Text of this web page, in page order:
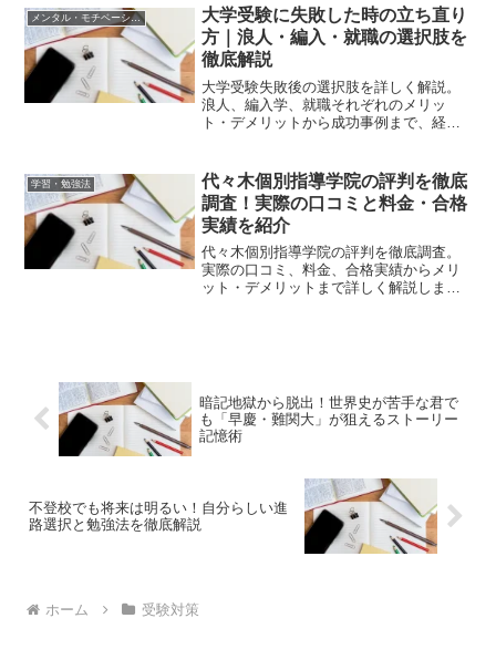
歴史ある私立大学で、MARCH（明治・青
山学院・立教・中央・法政...
メンタル・モチベーション
大学受験に失敗した時の立ち直り
方｜浪人・編入・就職の選択肢を
徹底解説
大学受験失敗後の選択肢を詳しく解説。
浪人、編入学、就職それぞれのメリッ
ト・デメリットから成功事例まで、経験
学習・勉強法
代々木個別指導学院の評判を徹底
調査！実際の口コミと料金・合格
実績を紹介
代々木個別指導学院の評判を徹底調査。
実際の口コミ、料金、合格実績からメリ
ット・デメリットまで詳しく解説しま
暗記地獄から脱出！世界史が苦手な君で
も「早慶・難関大」が狙えるストーリー
記憶術
不登校でも将来は明るい！自分らしい進
路選択と勉強法を徹底解説
ホーム 受験対策